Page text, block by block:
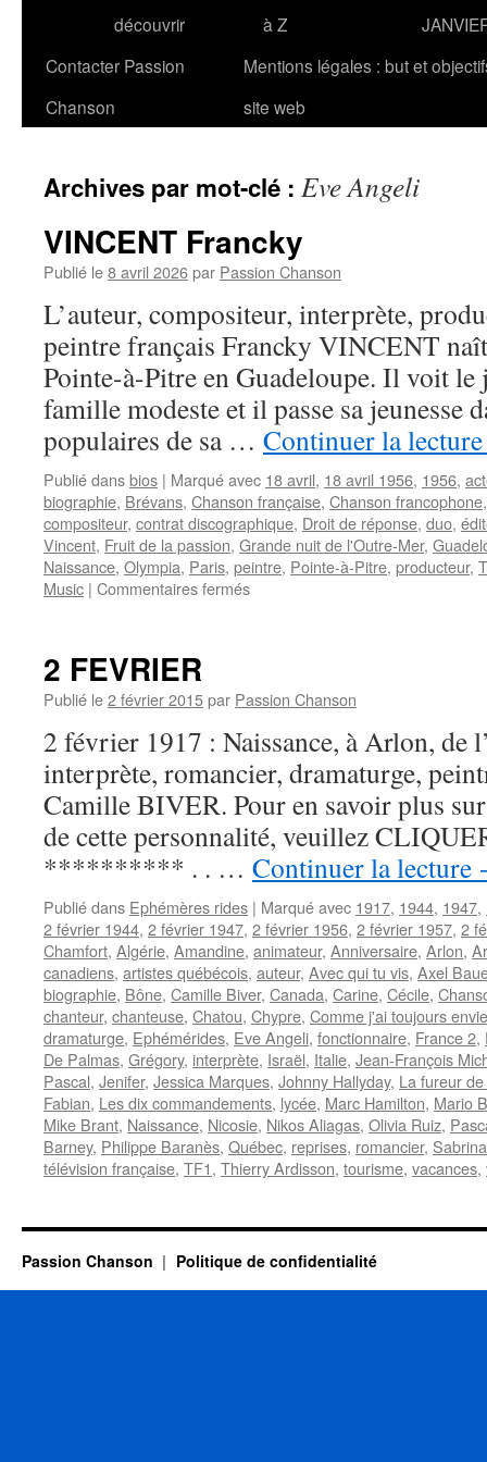
découvrir
à Z
Contacter Passion
Chanson
Mentions légales : but et
site web
Archives par mot-clé : Eve Angeli
VINCENT Francky
Publié le8 avril 2026par Passion Chanson
L’auteur, compositeur, interprète,
peintre français Francky VINCENT
Pointe-à-Pitre en Guadeloupe. Il voit le
famille modeste et il passe sa jeunesse
populaires de sa … Continuer la
Publié dansbios | Marqué avec 18 avril, 18 avril 1956, 1956,
biographie, Brévans, Chanson française, Chanson francophone
compositeur, contrat discographique, Droit de réponse, duo,
Vincent, Fruit de la passion, Grande nuit de l'Outre-Mer,
Naissance, Olympia, Paris, peintre, Pointe-à-Pitre, producteur,
Music | Commentaires ferméssur
2 FEVRIER
Publié le2 février 2015par Passion Chanson
2 février 1917 : Naissance, à Arlon, de
interprète, romancier, dramaturge,
Camille BIVER. Pour en savoir plus
de cette personnalité, veuillez
********** . . … Continuer la lecture
Publié dans Ephémères rides | Marqué avec 1917, 1944, 1947,
2 février 1944, 2 février 1947, 2 février 1956, 2 février 1957, 2
Chamfort, Algérie, Amandine, animateur, Anniversaire, Arlon,
canadiens, artistes québécois, auteur, Avec qui tu vis, Axel
biographie, Bône, Camille Biver, Canada, Carine, Cécile,
chanteur, chanteuse, Chatou, Chypre, Comme j'ai toujours
dramaturge, Ephémérides, Eve Angeli, fonctionnaire, France 2,
De Palmas, Grégory, interprète, Israël, Italie, Jean-François
Pascal, Jenifer, Jessica Marques, Johnny Hallyday, La fureur
Fabian, Les dix commandements, lycée, Marc Hamilton, Mario
Mike Brant, Naissance, Nicosie, Nikos Aliagas, Olivia Ruiz,
Barney, Philippe Baranès, Québec, reprises, romancier,
télévision française, TF1, Thierry Ardisson, tourisme, vacances,
Passion Chanson Politique de confidentialité